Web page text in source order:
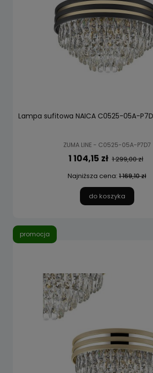
Lampa sufitowa NAICA C0525-05A-
ZUMA LINE - C0525-05A-P7D7
1 104,15 zł 1 299,00 zł
Najniższa cena: 1 169,10 zł
do koszyka
promocja